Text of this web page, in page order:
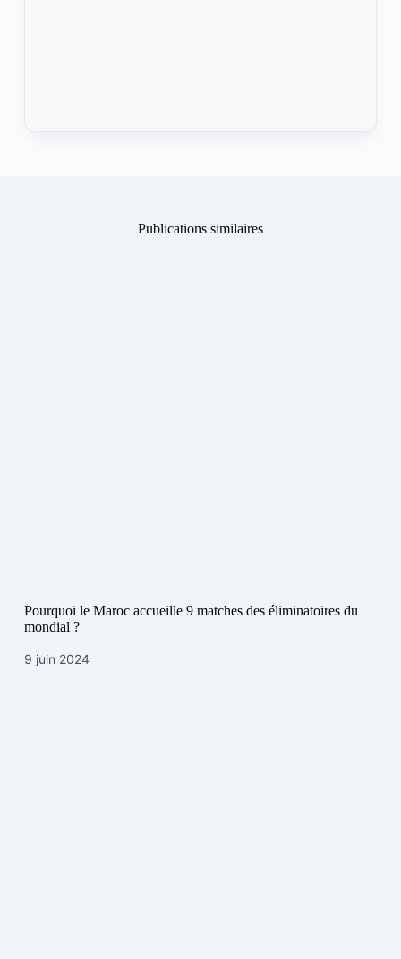
Publications similaires
Pourquoi le Maroc accueille 9 matches des éliminatoires du
mondial ?
9 juin 2024